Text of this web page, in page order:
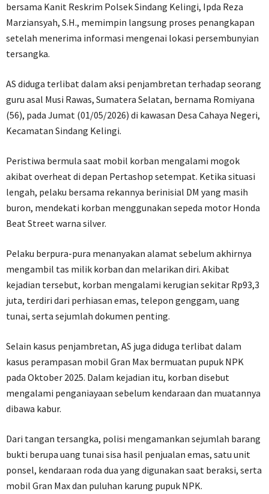
bersama Kanit Reskrim Polsek Sindang Kelingi, Ipda Reza
Marziansyah, S.H., memimpin langsung proses penangkapan
setelah menerima informasi mengenai lokasi persembunyian
tersangka.
AS diduga terlibat dalam aksi penjambretan terhadap seorang
guru asal Musi Rawas, Sumatera Selatan, bernama Romiyana
(56), pada Jumat (01/05/2026) di kawasan Desa Cahaya Negeri,
Kecamatan Sindang Kelingi.
Peristiwa bermula saat mobil korban mengalami mogok
akibat overheat di depan Pertashop setempat. Ketika situasi
lengah, pelaku bersama rekannya berinisial DM yang masih
buron, mendekati korban menggunakan sepeda motor Honda
Beat Street warna silver.
Pelaku berpura-pura menanyakan alamat sebelum akhirnya
mengambil tas milik korban dan melarikan diri. Akibat
kejadian tersebut, korban mengalami kerugian sekitar Rp93,3
juta, terdiri dari perhiasan emas, telepon genggam, uang
tunai, serta sejumlah dokumen penting.
Selain kasus penjambretan, AS juga diduga terlibat dalam
kasus perampasan mobil Gran Max bermuatan pupuk NPK
pada Oktober 2025. Dalam kejadian itu, korban disebut
mengalami penganiayaan sebelum kendaraan dan muatannya
dibawa kabur.
Dari tangan tersangka, polisi mengamankan sejumlah barang
bukti berupa uang tunai sisa hasil penjualan emas, satu unit
ponsel, kendaraan roda dua yang digunakan saat beraksi, serta
mobil Gran Max dan puluhan karung pupuk NPK.